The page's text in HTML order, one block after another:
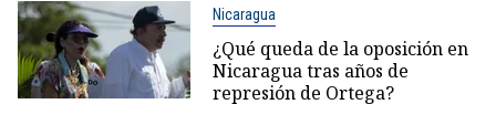
Nicaragua
¿Qué queda de la oposición en
Nicaragua tras años de
represión de Ortega?